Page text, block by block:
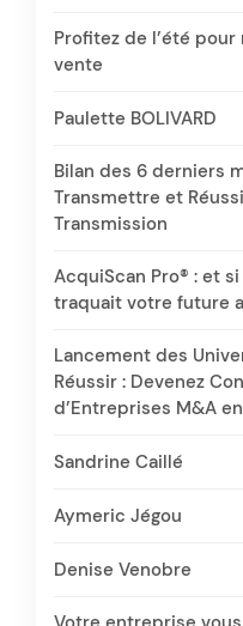
Profitez de l’été
vente
Paulette BOLIVARD
Bilan des 6 derniers
Transmettre et
Transmission
AcquiScan Pro® : et
traquait votre future
Lancement des
Réussir : Devenez
d’Entreprises M&A
Sandrine Caillé
Aymeric Jégou
Denise Venobre